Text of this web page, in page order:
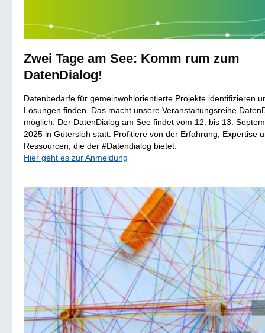
Zwei Tage am See: Komm rum zum
DatenDialog!
Datenbedarfe für gemeinwohlorientierte Projekte identifizieren
Lösungen finden. Das macht unsere Veranstaltungsreihe
möglich. Der DatenDialog am See findet vom 12. bis 13.
2025 in Gütersloh statt. Profitiere von der Erfahrung, Expertise
Ressourcen, die der #Datendialog bietet.
Hier geht es zur Anmeldung